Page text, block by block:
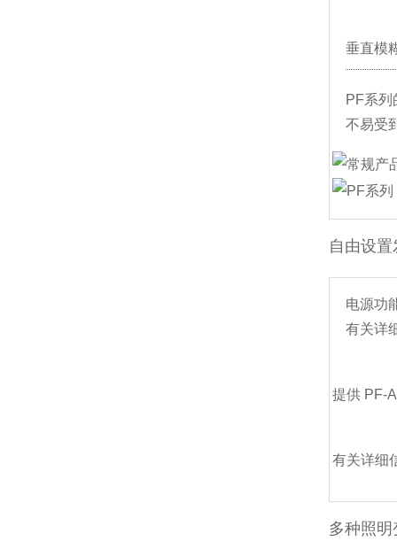
垂直模
PF系列
不易受
自由设
电源功
有关详
提供 PF-
有关详细
多种照明